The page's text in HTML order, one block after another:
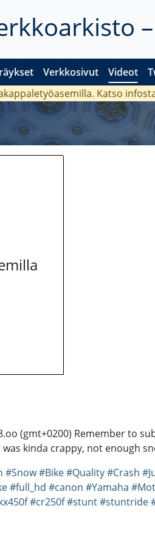
Verkkosivut Videot
Katso
(gmt+0200) Remember to
kinda crappy, not enough
#Snow#Bike#Quality#Crash
#full_hd #canon #Yamaha
#cr250f#stunt#stuntride